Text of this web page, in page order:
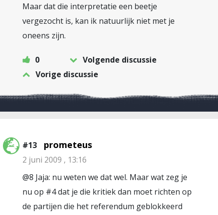
Maar dat die interpretatie een beetje
vergezocht is, kan ik natuurlijk niet met je
oneens zijn.
0
Volgende discussie
Vorige discussie
#13 prometeus
2 juni 2009 , 13:16
@8 Jaja: nu weten we dat wel. Maar wat zeg je
nu op #4 dat je die kritiek dan moet richten op
de partijen die het referendum geblokkeerd